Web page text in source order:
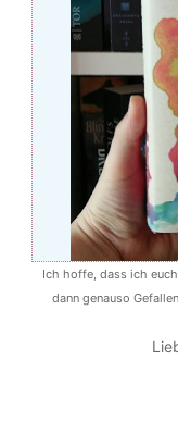
Ich hoffe, dass ich
dann genauso